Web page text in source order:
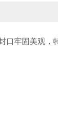
牢固美观，